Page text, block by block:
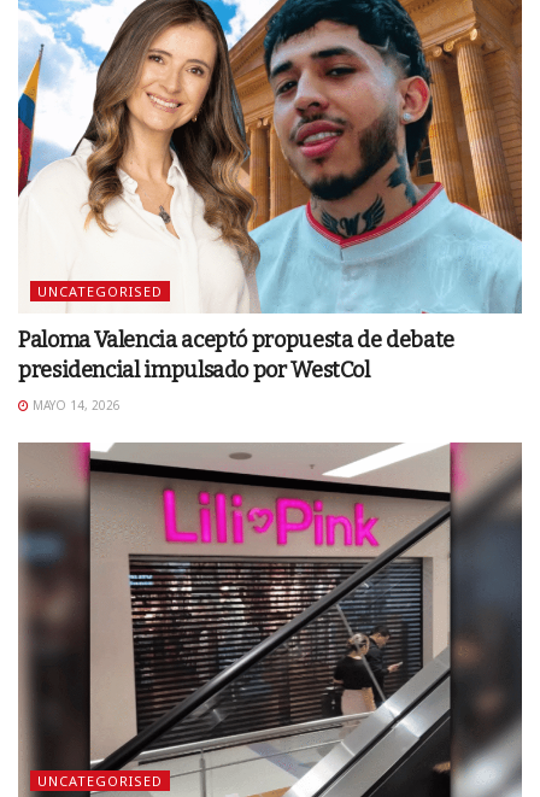
UNCATEGORISED
Paloma Valencia aceptó propuesta de debate
presidencial impulsado por WestCol
MAYO 14, 2026
UNCATEGORISED